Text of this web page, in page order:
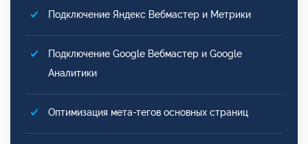
Подключение Яндекс Вебмастер и Метрики
Подключение Google Вебмастер и Google
Аналитики
Оптимизация мета-тегов основных страниц